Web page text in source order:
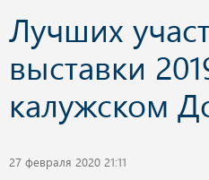
Лучших
выставки
калужском
27 февраля 2020 21:11